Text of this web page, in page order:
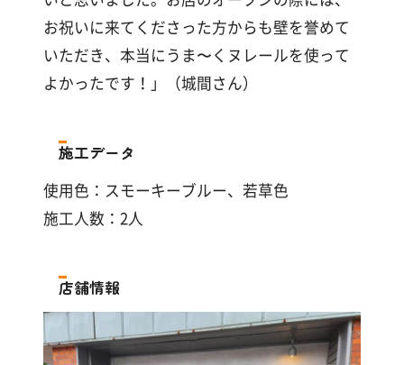
お祝いに来てくださった方からも壁を誉めて
いただき、本当にうま〜くヌレールを使って
よかったです！」（城間さん）
施工データ
使用色：スモーキーブルー、若草色
施工人数：2人
店舗情報